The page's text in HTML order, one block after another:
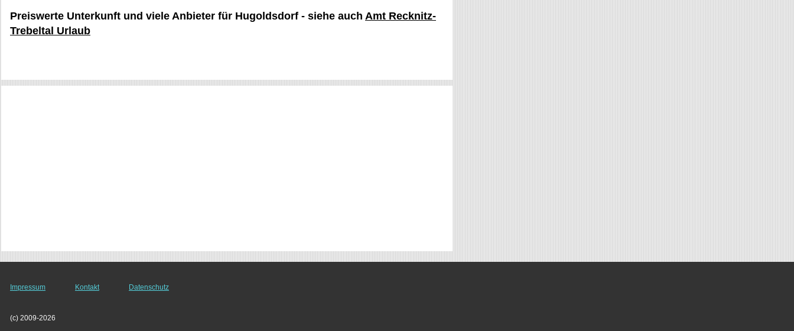
Preiswerte Unterkunft und viele Anbieter für Hugoldsdorf - siehe auch Amt Recknitz-
Trebeltal Urlaub
Impressum Kontakt Datenschutz
(c) 2009-2026